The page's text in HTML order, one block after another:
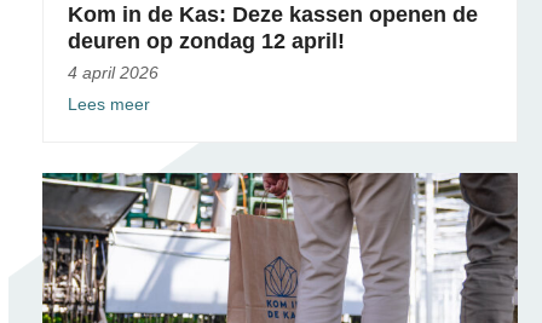
Kom in de Kas: Deze kassen openen de
deuren op zondag 12 april!
4 april 2026
Lees meer